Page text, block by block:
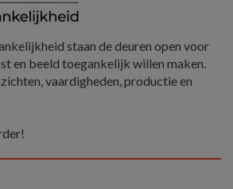
staan de deuren open voor
en beeld toegankelijk willen maken.
vaardigheden, productie en